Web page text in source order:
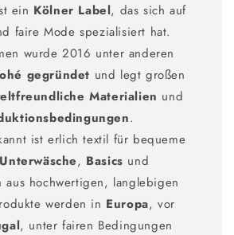
ein Kölner Label, das sich auf
faire Mode spezialisiert hat.
wurde 2016 unter anderen
gegründet und legt großen
Materialien und
.
ist erlich textil für bequeme
Unterwäsche, Basics und
aus hochwertigen, langlebigen
werden in Europa, vor
, unter fairen Bedingungen